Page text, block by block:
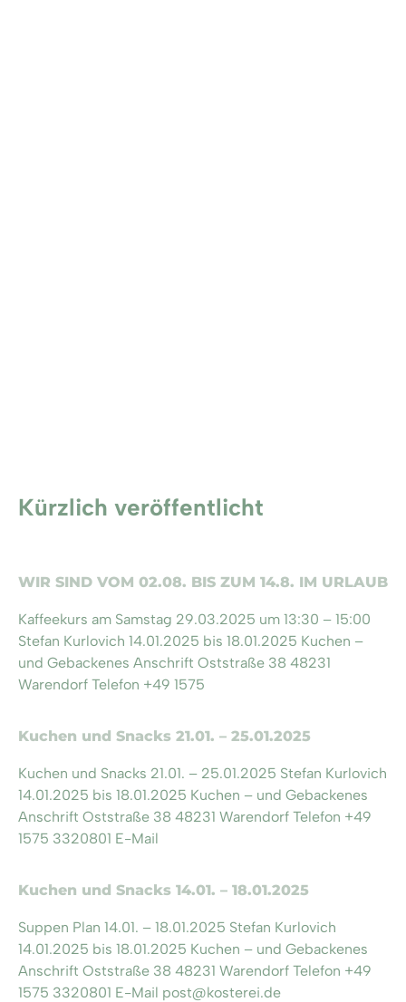
Kürzlich veröffentlicht
WIR SIND VOM 02.08. BIS ZUM 14.8. IM URLAUB
Kaffeekurs am Samstag 29.03.2025 um 13:30 – 15:00
Stefan Kurlovich 14.01.2025 bis 18.01.2025 Kuchen –
und Gebackenes Anschrift Oststraße 38 48231
Warendorf Telefon +49 1575
Kuchen und Snacks 21.01. – 25.01.2025
Kuchen und Snacks 21.01. – 25.01.2025 Stefan Kurlovich
14.01.2025 bis 18.01.2025 Kuchen – und Gebackenes
Anschrift Oststraße 38 48231 Warendorf Telefon +49
1575 3320801 E-Mail
Kuchen und Snacks 14.01. – 18.01.2025
Suppen Plan 14.01. – 18.01.2025 Stefan Kurlovich
14.01.2025 bis 18.01.2025 Kuchen – und Gebackenes
Anschrift Oststraße 38 48231 Warendorf Telefon +49
1575 3320801 E-Mail post@kosterei.de